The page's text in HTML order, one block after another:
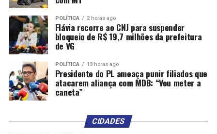
POLÍTICA 2 horas ago
Flávia recorre ao CNJ para suspender
bloqueio de R$ 19,7 milhões da prefeitura
de VG
POLÍTICA 13 horas ago
Presidente do PL ameaça punir filiados que
atacarem aliança com MDB: “Vou meter a
caneta”
CIDADES